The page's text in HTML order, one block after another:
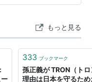
続きの始まり」とし
もっと見る
333 ブックマーク
孫正義が TRON（ト
理由は日本を守るた